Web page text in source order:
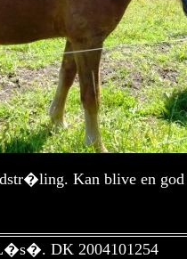
Kan blive en
DK 2004101254